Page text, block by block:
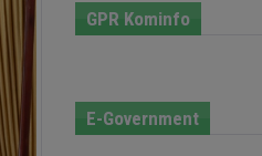
GPR Kominfo
E-Government